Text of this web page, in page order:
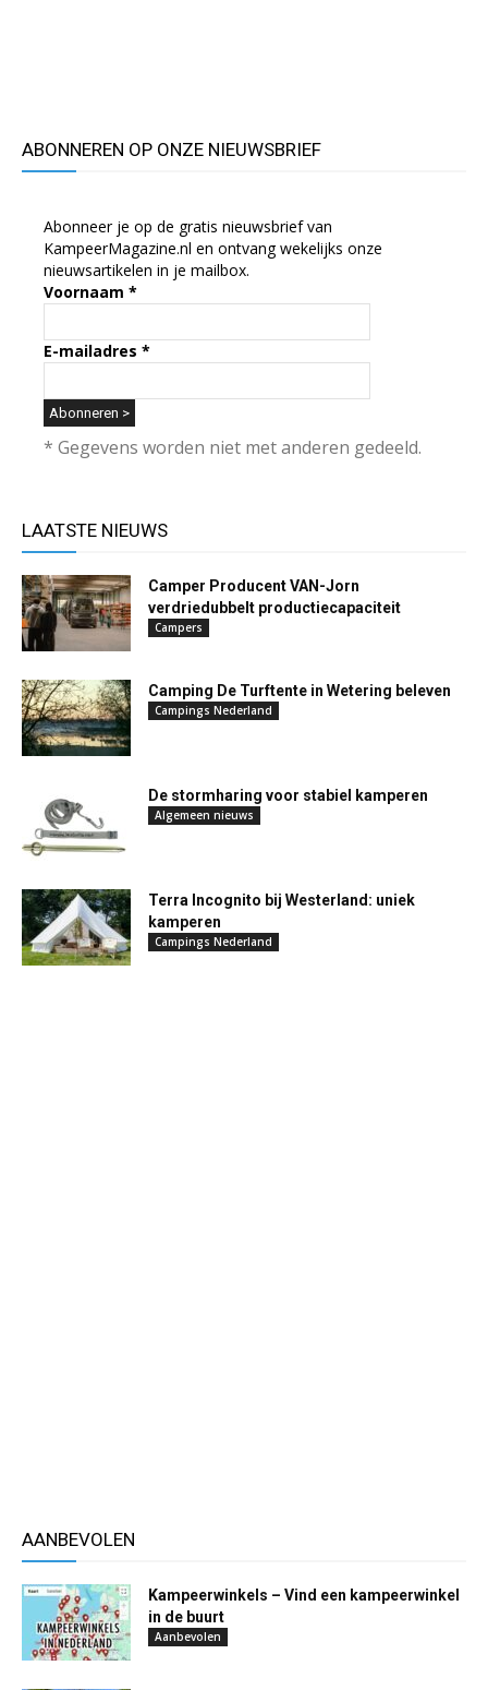
ABONNEREN OP ONZE NIEUWSBRIEF
Abonneer je op de gratis nieuwsbrief van
KampeerMagazine.nl en ontvang wekelijks onze
nieuwsartikelen in je mailbox.
Voornaam *
E-mailadres *
* Gegevens worden niet met anderen gedeeld.
LAATSTE NIEUWS
Camper Producent VAN-Jorn
verdriedubbelt productiecapaciteit
Campers
Camping De Turftente in Wetering beleven
Campings Nederland
De stormharing voor stabiel kamperen
Algemeen nieuws
Terra Incognito bij Westerland: uniek
kamperen
Campings Nederland
AANBEVOLEN
Kampeerwinkels – Vind een kampeerwinkel
in de buurt
Aanbevolen